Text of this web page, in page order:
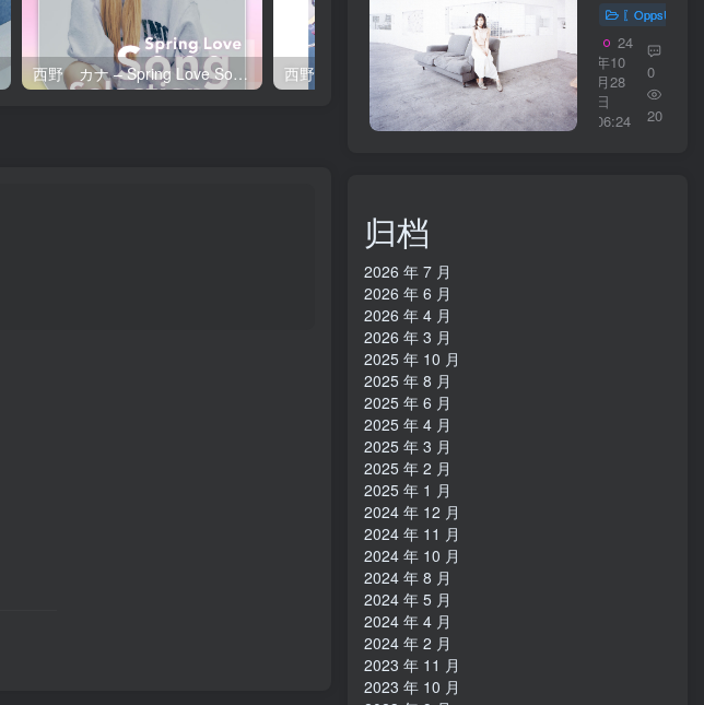
西野 カナ – Spring Love Song Selection【44.1kHz／16bit】日本区 西野 カナ – Special Live ＂Christmas Magic＂【48kHz／24bit】日本区
【44.1kHz
／
16bit】
日本区
〖OppsUplus
24
年10
月28
日
06:24
0
20
归档
2026 年 7 月
2026 年 6 月
2026 年 4 月
2026 年 3 月
2025 年 10 月
2025 年 8 月
2025 年 6 月
2025 年 4 月
2025 年 3 月
2025 年 2 月
2025 年 1 月
2024 年 12 月
2024 年 11 月
2024 年 10 月
2024 年 8 月
2024 年 5 月
2024 年 4 月
2024 年 2 月
2023 年 11 月
2023 年 10 月